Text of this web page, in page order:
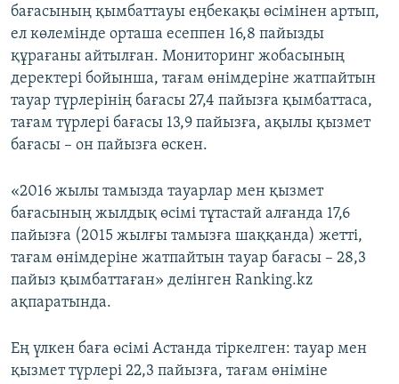
бағасының қымбаттауы еңбекақы өсімінен артып,
ел көлемінде орташа есеппен 16,8 пайызды
құрағаны айтылған. Мониторинг жобасының
деректері бойынша, тағам өнімдеріне жатпайтын
тауар түрлерінің бағасы 27,4 пайызға қымбаттаса,
тағам түрлері бағасы 13,9 пайызға, ақылы қызмет
бағасы – он пайызға өскен.
«2016 жылы тамызда тауарлар мен қызмет
бағасының жылдық өсімі тұтастай алғанда 17,6
пайызға (2015 жылғы тамызға шаққанда) жетті,
тағам өнімдеріне жатпайтын тауар бағасы – 28,3
пайыз қымбаттаған» делінген Ranking.kz
ақпаратында.
Ең үлкен баға өсімі Астанда тіркелген: тауар мен
қызмет түрлері 22,3 пайызға, тағам өніміне